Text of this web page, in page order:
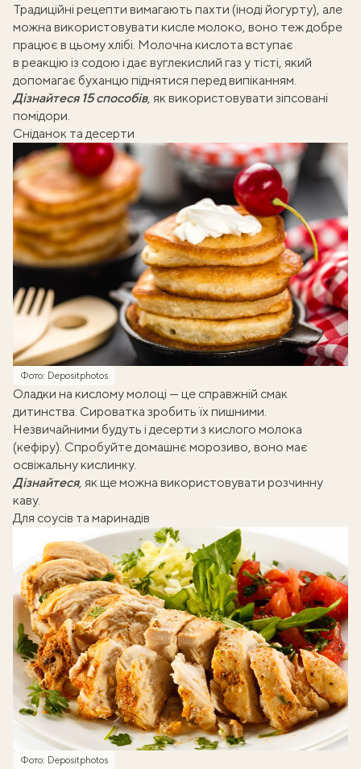
Традиційні рецепти вимагають пахти (іноді йогурту), але
можна використовувати кисле молоко, воно теж добре
працює в цьому хлібі. Молочна кислота вступає
в реакцію із содою і дає вуглекислий газ у тісті, який
допомагає буханцю піднятися перед випіканням.
Дізнайтеся 15 способів, як використовувати зіпсовані
помідори
Сніданок та десерти
Фото: Depositphotos
Оладки на кислому молоці — це справжній смак
дитинства. Сироватка зробить їх пишними.
Незвичайними будуть і десерти з кислого молока
(кефіру). Спробуйтедомашнє морозиво, воно має
освіжальну кислинку.
Дізнайтеся, як ще можна використовувати розчинну
каву.
Для соусів та маринадів
Фото: Depositphotos